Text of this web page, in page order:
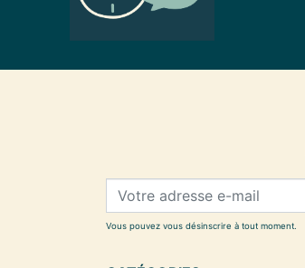
Vous pouvez vous désinscrire à tout moment.